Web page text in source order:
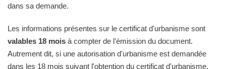
dans sa demande.
Les informations présentes sur le certificat d'urbanisme sont
valables 18 mois à compter de l'émission du document.
Autrement dit, si une autorisation d'urbanisme est demandée
dans les 18 mois suivant l'obtention du certificat d'urbanisme,